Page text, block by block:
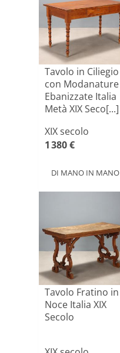
Tavolo in Ciliegio
con Modanature
Ebanizzate Italia
Metà XIX Seco[...]
XIX secolo
1 380 €
DI MANO IN MANO
Tavolo Fratino in
Noce Italia XIX
Secolo